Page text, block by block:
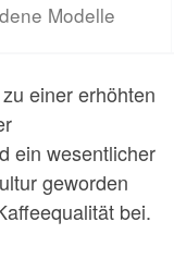
Modelle
einer erhöhten
ein wesentlicher
geworden
bei.